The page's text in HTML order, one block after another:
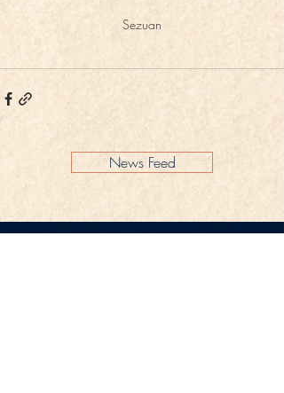
Sezuan
News Feed